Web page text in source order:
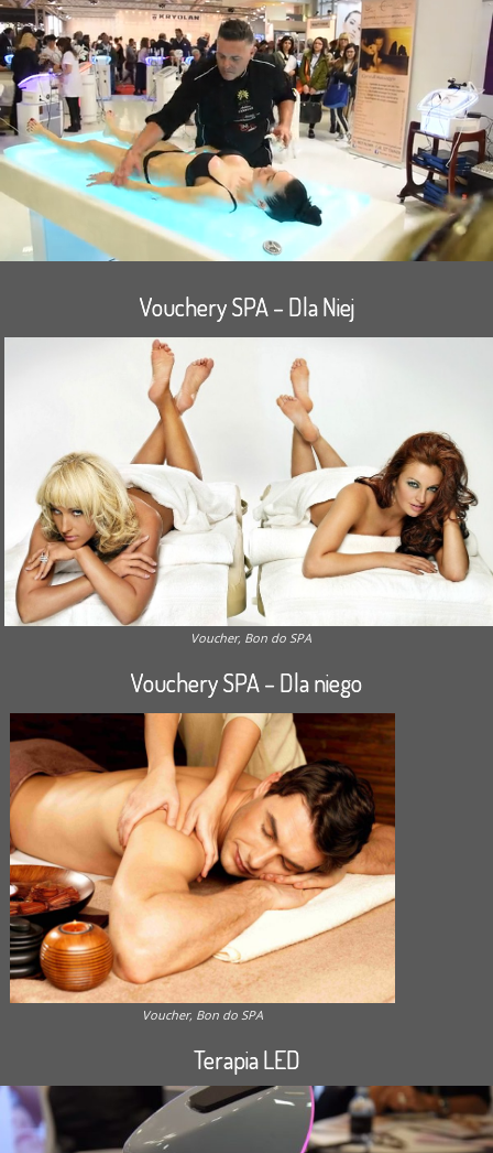
Vouchery SPA – Dla Niej
Voucher, Bon do SPA
Vouchery SPA – Dla niego
Voucher, Bon do SPA
Terapia LED